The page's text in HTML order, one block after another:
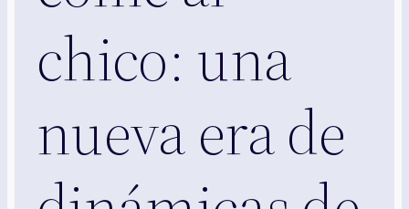
chico: una
nueva era de